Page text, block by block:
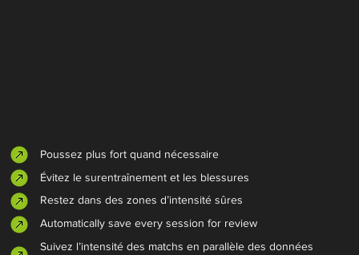
Poussez plus fort quand nécessaire
Évitez le surentraînement et les blessures
Restez dans des zones d’intensité sûres
Automatically save every session for review
Suivez l’intensité des matchs en parallèle des données